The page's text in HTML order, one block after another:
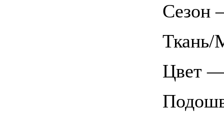
Сезон
Ткань/
Цвет